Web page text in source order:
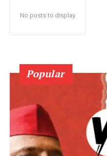
No posts to display
Popular